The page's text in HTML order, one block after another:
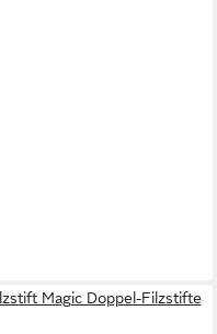
Magic Doppel-Filzstifte